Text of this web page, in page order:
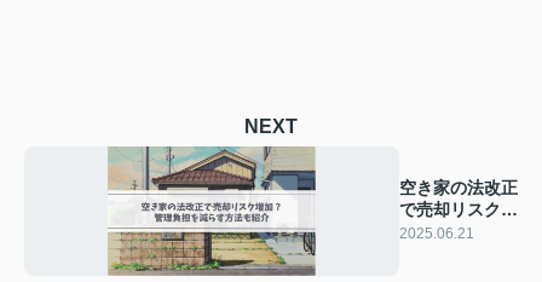
NEXT
空き家の法改正
で売却リスク増
加？管理負担を
2025.06.21